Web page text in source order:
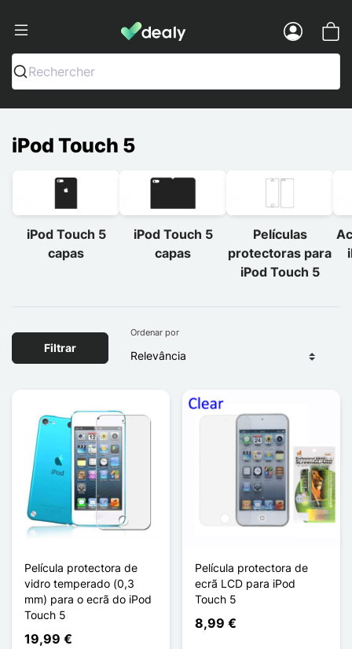
Dealy - Capas e acessórios para
Rechercher
iPod Touch 5
iPod Touch 5
capas
iPod Touch 5
capas
Películas
protectoras para
iPod Touch 5
Filtrar
Ordenar por
Película protectora de
vidro temperado (0,3
mm) para o ecrã do iPod
Touch 5
19,99 €
Película protectora de
ecrã LCD para iPod
Touch 5
8,99 €